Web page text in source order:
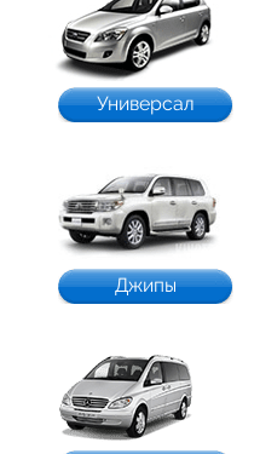
Универсал
Джипы